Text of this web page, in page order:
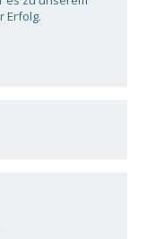
Erfolg.